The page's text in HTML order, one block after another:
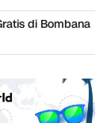
di Bombana